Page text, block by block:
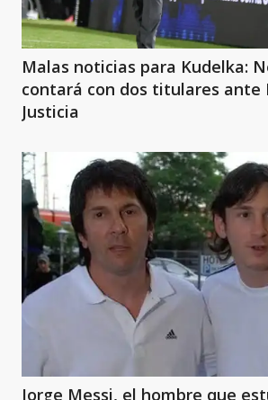
Malas noticias para Kudelka:
contará con dos titulares ante
Justicia
Jorge Messi, el hombre que